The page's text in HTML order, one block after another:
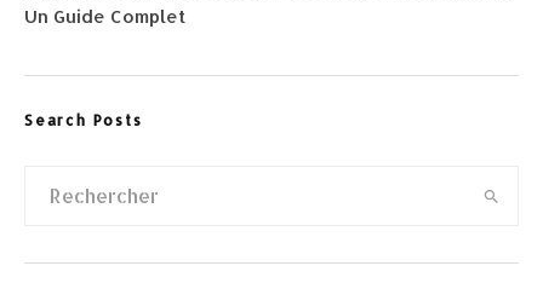
Un Guide Complet
Search Posts